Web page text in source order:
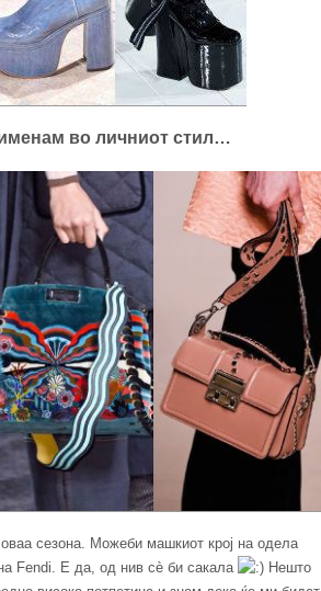
во личниот стил…
сезона. Можеби машкиот крој на одела
Fendi. Е да, од нив сè би сакала
Нешто